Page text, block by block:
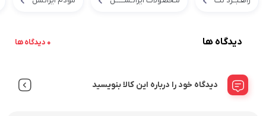
دیدگاه ها 0 دیدگاه ها
دیدگاه خود را درباره این کالا بنویسید